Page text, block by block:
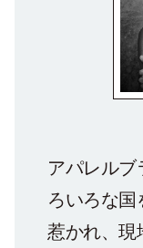
アパレル
ろいろな国
惹かれ、現